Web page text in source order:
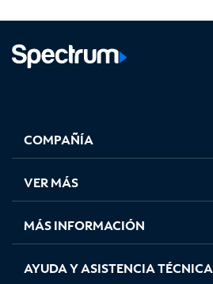
abre
en
pestaña
nueva
abre
en
pestaña
nueva
abre
en
pestaña
nueva
en
nueva
COMPAÑÍA
VER MÁS
MÁS INFORMACIÓN
AYUDA Y ASISTENCIA TÉCNICA